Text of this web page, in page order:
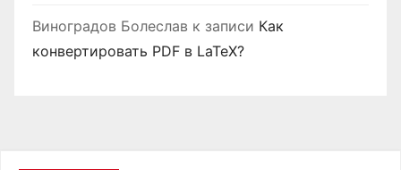
Виноградов Болеслав к записи Как
конвертировать PDF в LaTeX?